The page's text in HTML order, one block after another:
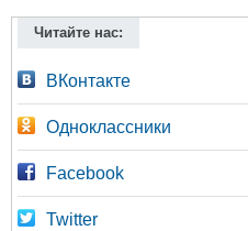
Читайте нас:
ВКонтакте
Одноклассники
Facebook
Twitter